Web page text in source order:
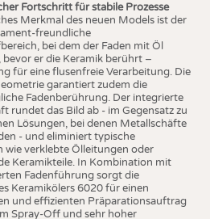
Fortschritt für stabile Prozesse
Merkmal des neuen Models ist der
freundliche
bei dem der Faden mit Öl
bevor er die Keramik berührt –
für eine flusenfreie Verarbeitung. Die
garantiert zudem die
Fadenberührung. Der integrierte
rundet das Bild ab - im Gegensatz zu
Lösungen, bei denen Metallschäfte
- und eliminiert typische
wie verklebte Ölleitungen oder
Keramikteile. In Kombination mit
Fadenführung sorgt die
Keramikölers 6020 für einen
und effizienten Präparationsauftrag
Spray-Off und sehr hoher